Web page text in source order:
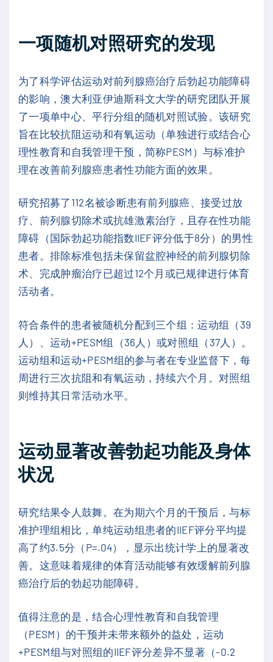
一项随机对照研究的发现
为了科学评估运动对前列腺癌治疗后勃起功能障碍
的影响，澳大利亚伊迪斯科文大学的研究团队开展
了一项单中心、平行分组的随机对照试验。该研究
旨在比较抗阻运动和有氧运动（单独进行或结合心
理性教育和自我管理干预，简称PESM）与标准护
理在改善前列腺癌患者性功能方面的效果。
研究招募了112名被诊断患有前列腺癌、接受过放
疗、前列腺切除术或抗雄激素治疗，且存在性功能
障碍（国际勃起功能指数IIEF评分低于8分）的男性
患者。排除标准包括未保留盆腔神经的前列腺切除
术、完成肿瘤治疗已超过12个月或已规律进行体育
活动者。
符合条件的患者被随机分配到三个组：运动组（39
人）、运动+PESM组（36人）或对照组（37人）。
运动组和运动+PESM组的参与者在专业监督下，每
周进行三次抗阻和有氧运动，持续六个月。对照组
则维持其日常活动水平。
运动显著改善勃起功能及身体
状况
研究结果令人鼓舞。在为期六个月的干预后，与标
准护理组相比，单纯运动组患者的IIEF评分平均提
高了约3.5分（P=.04），显示出统计学上的显著改
善。这意味着规律的体育活动能够有效缓解前列腺
癌治疗后的勃起功能障碍。
值得注意的是，结合心理性教育和自我管理
（PESM）的干预并未带来额外的益处，运动
+PESM组与对照组的IIEF评分差异不显著（-0.2